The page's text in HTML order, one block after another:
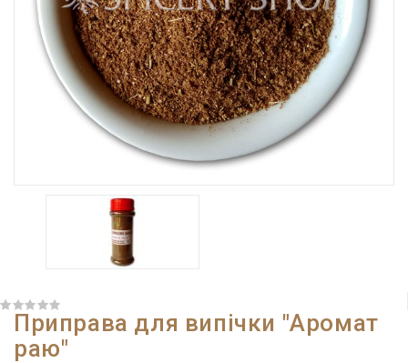
Приправа для випічки "Аромат
раю"